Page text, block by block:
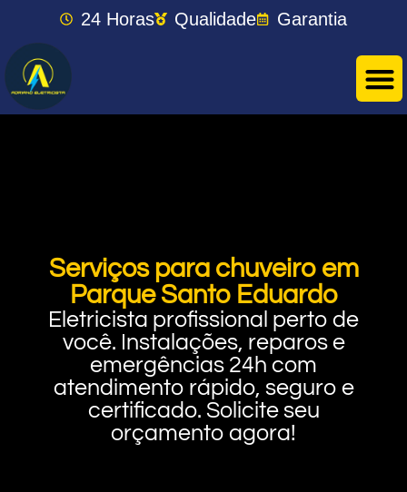
24 Horas Qualidade Garantia
Serviços para chuveiro em
Parque Santo Eduardo
Eletricista profissional perto de
você. Instalações, reparos e
emergências 24h com
atendimento rápido, seguro e
certificado. Solicite seu
orçamento agora!